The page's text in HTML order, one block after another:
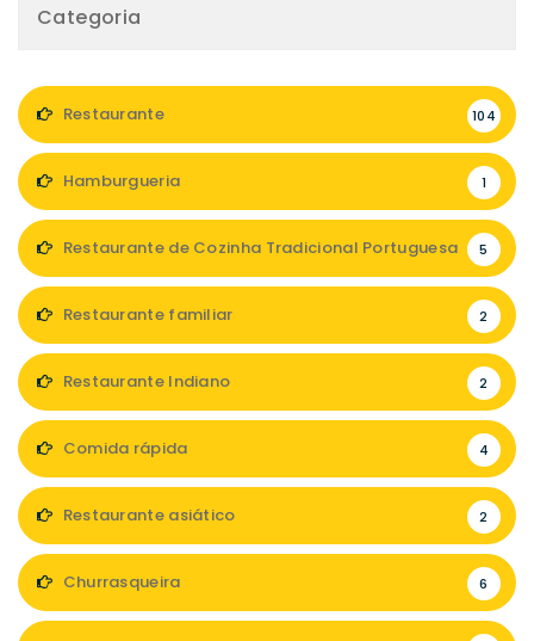
Categoria
Restaurante 104
Hamburgueria 1
Restaurante de Cozinha Tradicional Portuguesa 5
Restaurante familiar 2
Restaurante Indiano 2
Comida rápida 4
Restaurante asiático 2
Churrasqueira 6